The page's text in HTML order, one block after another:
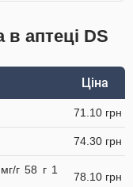
в аптеці DS
Ціна
71.10 грн
74.30 грн
г 58 г 1
78.10 грн